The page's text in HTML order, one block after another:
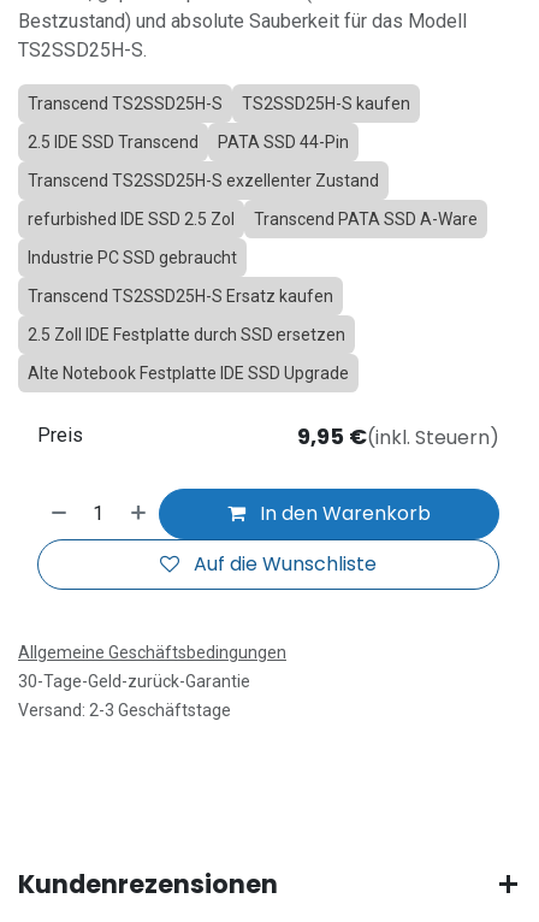
Bestzustand) und absolute Sauberkeit für das Modell
TS2SSD25H-S.
Transcend TS2SSD25H-S
TS2SSD25H-S kaufen
2.5 IDE SSD Transcend
PATA SSD 44-Pin
Transcend TS2SSD25H-S exzellenter Zustand
refurbished IDE SSD 2.5 Zol
Transcend PATA SSD A-Ware
Industrie PC SSD gebraucht
Transcend TS2SSD25H-S Ersatz kaufen
2.5 Zoll IDE Festplatte durch SSD ersetzen
Alte Notebook Festplatte IDE SSD Upgrade
In den Warenkorb
Auf die Wunschliste
Preis 9,95 €(inkl. Steuern)
Allgemeine Geschäftsbedingungen
30-Tage-Geld-zurück-Garantie
Versand: 2-3 Geschäftstage
Kundenrezensionen